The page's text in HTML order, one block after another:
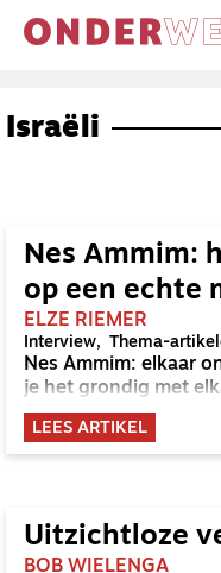
Israëli
Nes Ammim:
op een echte
ELZE RIEMER
Interview Thema-
Nes Ammim: elkaar
je het grondig met
LEES ARTIKEL
Uitzichtloze
BOB WIELENGA